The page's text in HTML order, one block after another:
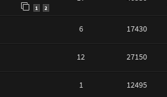
1 2
6 17430
12 27150
1 12495